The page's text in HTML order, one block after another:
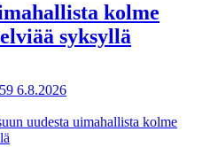
kolme
syksyllä
6.8.2026
uudesta uimahallista kolme